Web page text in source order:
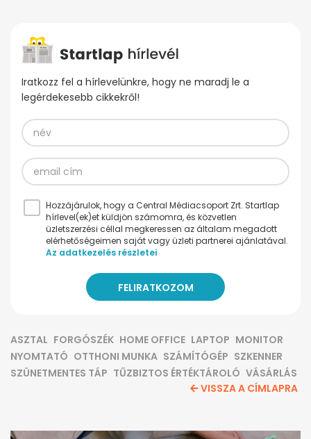
Iratkozz fel a hírlevelünkre, hogy ne maradj le a
legérdekesebb cikkekről!
Hozzájárulok, hogy a Central Médiacsoport Zrt. Startlap
hírlevel(ek)et küldjön számomra, és közvetlen
üzletszerzési céllal megkeressen az általam megadott
elérhetőségeimen saját vagy üzleti partnerei ajánlatával.
Az adatkezelés részletei
ASZTAL FORGÓSZÉK HOME OFFICE LAPTOP MONITOR
NYOMTATÓ OTTHONI MUNKA SZÁMÍTÓGÉP SZKENNER
SZÜNETMENTES TÁP TŰZBIZTOS ÉRTÉKTÁROLÓ VÁSÁRLÁS
VISSZA A CÍMLAPRA